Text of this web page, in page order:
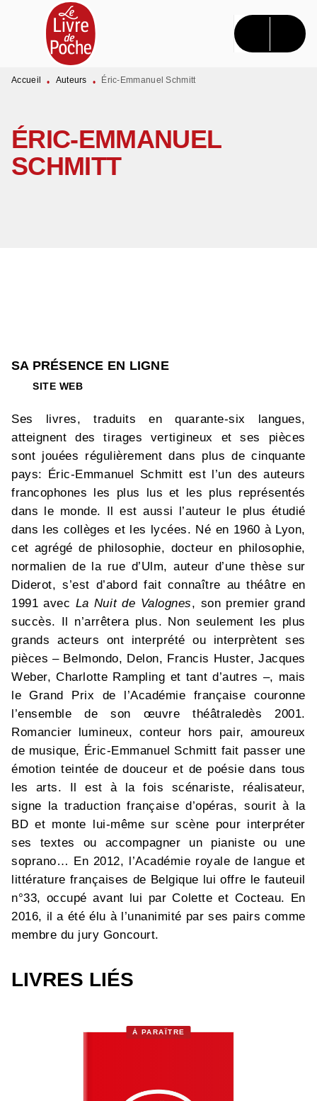
MENU RECHERCHE CONTENU
PIED DE PAGE
Accueil • Auteurs • Éric-Emmanuel Schmitt
ÉRIC-EMMANUEL
SCHMITT
Ses livres, traduits en quarante-six langues,
atteignent des tirages vertigineux et ses pièces
sont jouées régulièrement dans plus de cinquante
pays: Éric-Emmanuel Schmitt est l’un des auteurs
francophones les plus lus et les plus représentés
dans le monde. Il est aussi l’auteur le plus étudié
dans les collèges et les lycées. Né en 1960 à Lyon,
cet agrégé de philosophie, docteur en philosophie,
normalien de la rue d’Ulm, auteur d’une thèse sur
Diderot, s’est d’abord fait connaître au théâtre en
1991 avec La Nuit de Valognes, son premier grand
succès. Il n’arrêtera plus. Non seulement les plus
grands acteurs ont interprété ou interprètent ses
pièces – Belmondo, Delon, Francis Huster, Jacques
Weber, Charlotte Rampling et tant d’autres –, mais
le Grand Prix de l’Académie française couronne
l’ensemble de son œuvre théâtraledès 2001.
Romancier lumineux, conteur hors pair, amoureux
de musique, Éric-Emmanuel Schmitt fait passer une
émotion teintée de douceur et de poésie dans tous
les arts. Il est à la fois scénariste, réalisateur,
signe la traduction française d’opéras, sourit à la
BD et monte lui-même sur scène pour interpréter
ses textes ou accompagner un pianiste ou une
soprano… En 2012, l’Académie royale de langue et
littérature françaises de Belgique lui offre le fauteuil
n°33, occupé avant lui par Colette et Cocteau. En
2016, il a été élu à l’unanimité par ses pairs comme
membre du jury Goncourt.
SA PRÉSENCE EN LIGNE
SITE WEB
LIVRES LIÉS
À PARAÎTRE